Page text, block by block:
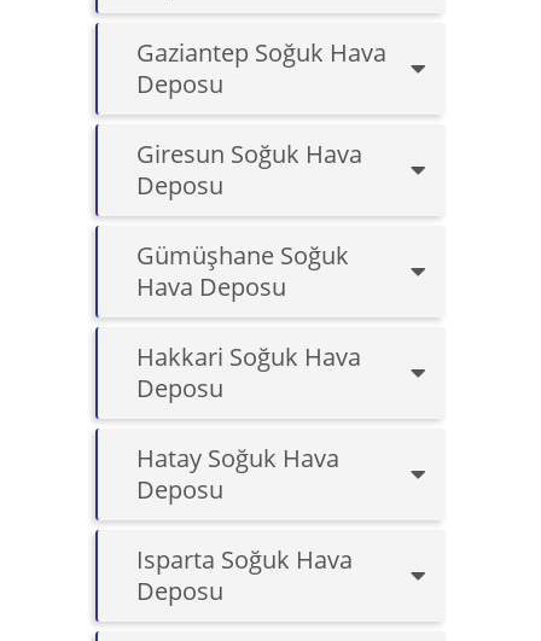
Gaziantep Soğuk Hava
Deposu
Giresun Soğuk Hava
Deposu
Gümüşhane Soğuk
Hava Deposu
Hakkari Soğuk Hava
Deposu
Hatay Soğuk Hava
Deposu
Isparta Soğuk Hava
Deposu